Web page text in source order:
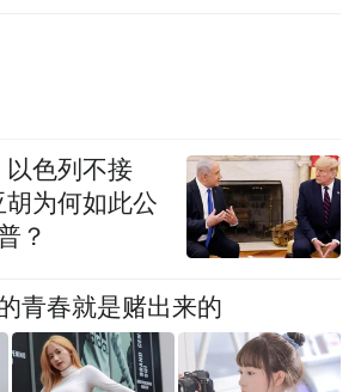
以色列不接
胡为何如此公
？
青春就是赌出来的